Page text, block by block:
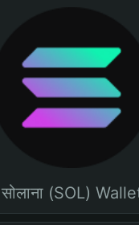
सोलाना (SOL)